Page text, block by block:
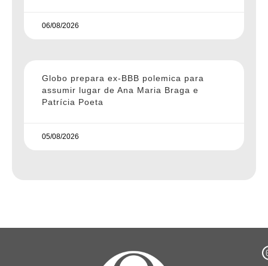
06/08/2026
Globo prepara ex-BBB polemica para
assumir lugar de Ana Maria Braga e
Patrícia Poeta
05/08/2026